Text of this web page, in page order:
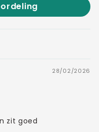
28/02/2026
zit goed